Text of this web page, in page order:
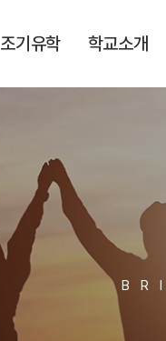
조기유학 학교소개